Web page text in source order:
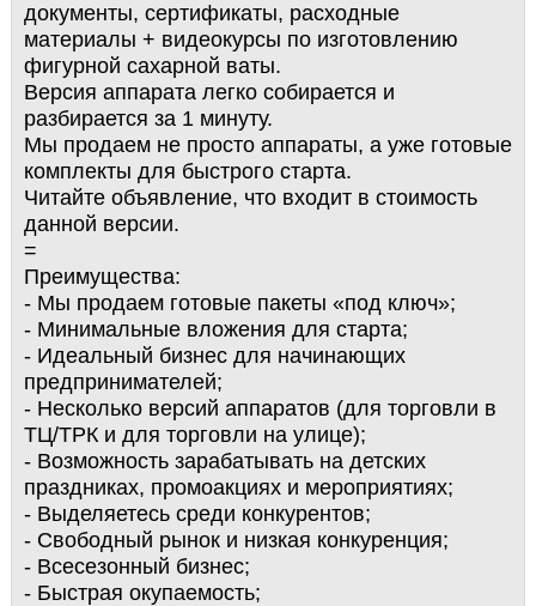
документы, сертификаты, расходные
материалы + видеокурсы по изготовлению
фигурной сахарной ваты.
Версия аппарата легко собирается и
разбирается за 1 минуту.
Мы продаем не просто аппараты, а уже готовые
комплекты для быстрого старта.
Читайте объявление, что входит в стоимость
данной версии.
=
Преимущества:
- Мы продаем готовые пакеты «под ключ»;
- Минимальные вложения для старта;
- Идеальный бизнес для начинающих
предпринимателей;
- Несколько версий аппаратов (для торговли в
ТЦ/ТРК и для торговли на улице);
- Возможность зарабатывать на детских
праздниках, промоакциях и мероприятиях;
- Выделяетесь среди конкурентов;
- Свободный рынок и низкая конкуренция;
- Всесезонный бизнес;
- Быстрая окупаемость;